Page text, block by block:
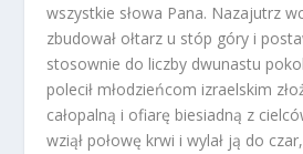
wszystkie słowa Pana. Nazajutrz
zbudował ołtarz u stóp góry i
stosownie do liczby dwunastu
polecił młodzieńcom izraelskim
całopalną i ofiarę biesiadną z
wziął połowę krwi i wylał ją do